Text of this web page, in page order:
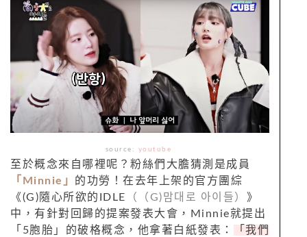
source: youtube
至於概念來自哪裡呢？粉絲們大膽猜測是成員
「Minnie」
的功勞！在去年上架的官方團綜
《(G)隨心所欲的IDLE （（G)맘대로 아이들） 》
中，有針對回歸的提案發表大會，Minnie就提出
「5胞胎」的破格概念，他拿著白紙發表：
「我們